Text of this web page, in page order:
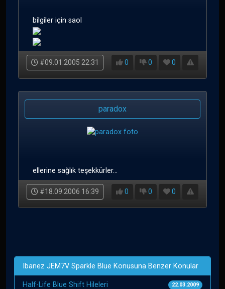
bilgiler için saol
#09.01.2005 22:31 0 0 0
paradox
ellerine sağlık teşekkürler...
#18.09.2006 16:39 0 0 0
Ibanez JEM7V Sparkle Blue Konusuna Benzer Konular
Half-Life Blue Shift Hileleri 22.03.2009